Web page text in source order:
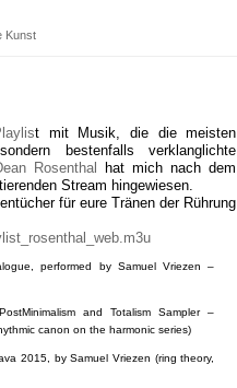
Kunst
t mit Musik, die die meisten
bestenfalls verklanglichte
Rosenthal
hat mich nach dem
Stream hingewiesen.
für eure Tränen der Rührung
performed by Samuel Vriezen –
and Totalism Sampler –
canon on the harmonic series)
2015, by Samuel Vriezen (ring theory,